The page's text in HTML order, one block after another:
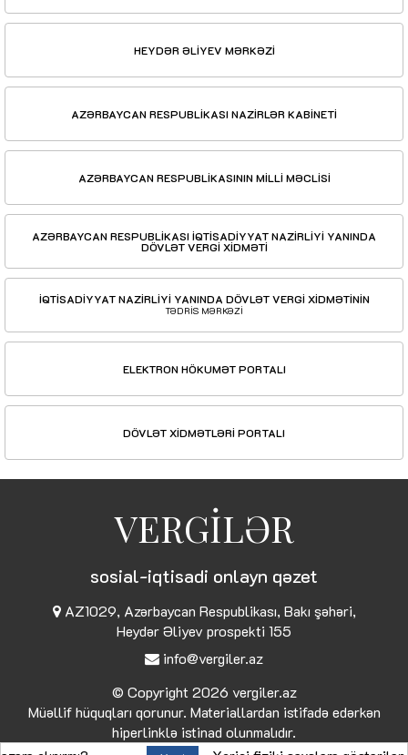
HEYDƏR ƏLİYEV MƏRKƏZİ
AZƏRBAYCAN RESPUBLİKASI NAZİRLƏR KABİNETİ
AZƏRBAYCAN RESPUBLİKASININ MİLLİ MƏCLİSİ
AZƏRBAYCAN RESPUBLİKASI İQTİSADİYYAT NAZİRLİYİ YANINDA
DÖVLƏT VERGİ XİDMƏTİ
İQTİSADİYYAT NAZİRLİYİ YANINDA DÖVLƏT VERGİ XİDMƏTİNİN
TƏDRİS MƏRKƏZİ
ELEKTRON HÖKUMƏT PORTALI
DÖVLƏT XİDMƏTLƏRİ PORTALI
VERGİLƏR
sosial-iqtisadi onlayn qəzet
AZ1029, Azərbaycan Respublikası, Bakı şəhəri,
Heydər Əliyev prospekti 155
info@vergiler.az
© Copyright 2026 vergiler.az
Müəllif hüquqları qorunur. Materiallardan istifadə edərkən
hiperlinklə istinad olunmalıdır.